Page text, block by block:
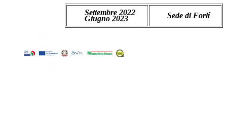
Settembre 2022
Giugno 2023 Sede di Forlí